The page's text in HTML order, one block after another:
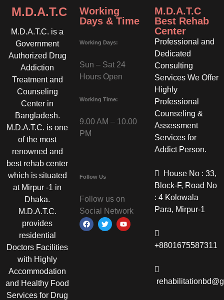
M.D.A.T.C
M.D.A.T.C. is a
Government
Authorized Drug
Addiction
Treatment and
Counseling
Center in
Bangladesh.
M.D.A.T.C. is one
of the most
renowned and
best rehab center
which is situated
at Mirpur -1 in
Dhaka.
M.D.A.T.C.
provides
residential
Doctors Facilities
with Highly
Accommodation
and Healthy Food
Services for Drug
Working
Days & Time
Working Days:
Sun – Sat 24
Hours Open
Working Time:
9.00 AM – 10.00
PM
Follow Us
Follow us on
Social Network
M.D.A.T.C
Best Rehab
Center
Professional and
Dedicated
Consulting
Services We Offer
Highly
Professional
Counseling &
Assessment
Services for
Addict Person.
House No : 33,
Block-F, Road No
: 4 Kolowala
Para, Mirpur-1
+8801675587311